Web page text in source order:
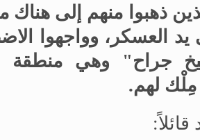
ذهبوا منهم إلى هناك
العسكر، وواجهوا
جراح" وهي منطقة
مِلْك لهم.